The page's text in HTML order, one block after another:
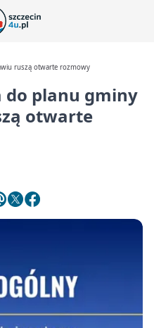
ruszą otwarte rozmowy
do planu gminy
otwarte